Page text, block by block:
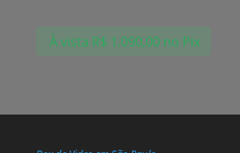
À vista R$ 1.090,00 no Pix